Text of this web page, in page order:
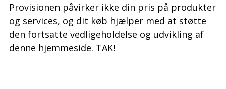
Provisionen påvirker ikke din pris på produkter
og services, og dit køb hjælper med at støtte
den fortsatte vedligeholdelse og udvikling af
denne hjemmeside. TAK!